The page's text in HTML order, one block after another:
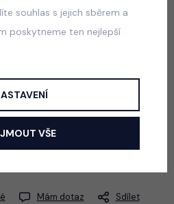
Jak vybrat správnou velikost?
Mám dotaz Sdílet
souhlas s jejich sběrem a
poskytneme ten nejlepší
VŠE